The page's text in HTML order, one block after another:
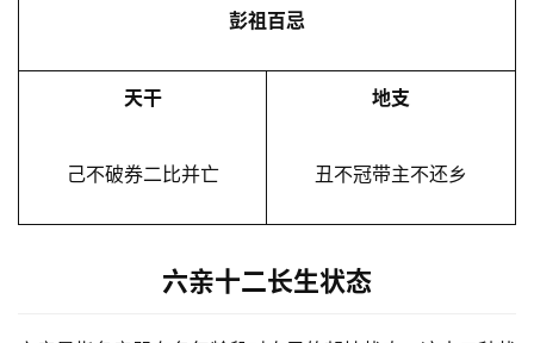
彭祖百忌
天干
己不破券二比并亡
地支
丑不冠带主不还乡
六亲十二长生状态